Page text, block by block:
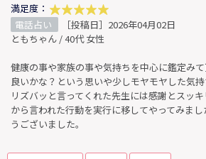
満足度：
電話占い
［投稿日］2026年04月02日
ともちゃん / 40代 女性
健康の事や家族の事や気持ちを中心に鑑定み
良いかな？という思いや少しモヤモヤした気
リズバッと言ってくれた先生には感謝とスッ
から言われた行動を実行に移してやってみま
うございました。